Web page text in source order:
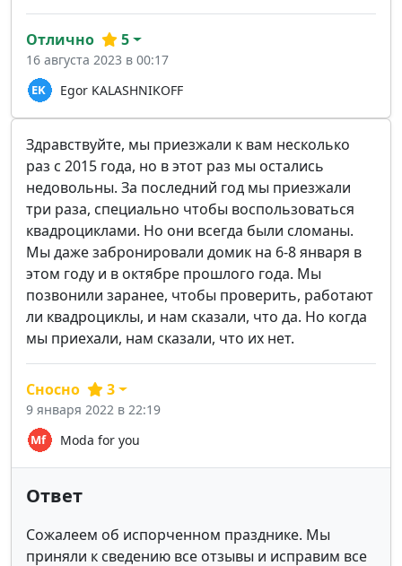
Egor KALASHNIKOFF
Отлично 5
16 августа 2023 в 00:17
Здравствуйте, мы приезжали к вам несколько
раз с 2015 года, но в этот раз мы остались
недовольны. За последний год мы приезжали
три раза, специально чтобы воспользоваться
квадроциклами. Но они всегда были сломаны.
Мы даже забронировали домик на 6-8 января в
этом году и в октябре прошлого года. Мы
позвонили заранее, чтобы проверить, работают
ли квадроциклы, и нам сказали, что да. Но когда
мы приехали, нам сказали, что их нет.
Moda for you
Сносно 3
9 января 2022 в 22:19
Ответ
Сожалеем об испорченном празднике. Мы
приняли к сведению все отзывы и исправим все